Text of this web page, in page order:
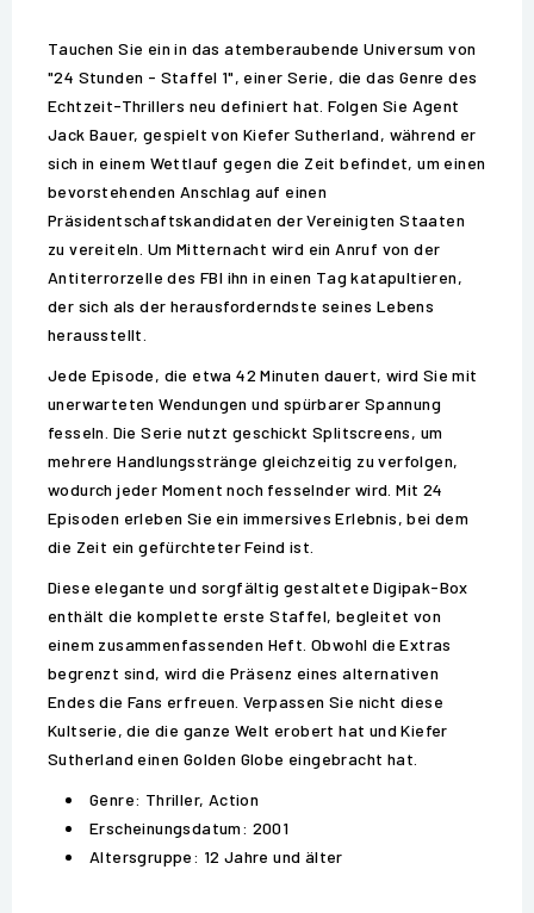
Tauchen Sie ein in das atemberaubende Universum von
"24 Stunden - Staffel 1", einer Serie, die das Genre des
Echtzeit-Thrillers neu definiert hat. Folgen Sie Agent
Jack Bauer, gespielt von Kiefer Sutherland, während er
sich in einem Wettlauf gegen die Zeit befindet, um einen
bevorstehenden Anschlag auf einen
Präsidentschaftskandidaten der Vereinigten Staaten
zu vereiteln. Um Mitternacht wird ein Anruf von der
Antiterrorzelle des FBI ihn in einen Tag katapultieren,
der sich als der herausforderndste seines Lebens
herausstellt.
Jede Episode, die etwa 42 Minuten dauert, wird Sie mit
unerwarteten Wendungen und spürbarer Spannung
fesseln. Die Serie nutzt geschickt Splitscreens, um
mehrere Handlungsstränge gleichzeitig zu verfolgen,
wodurch jeder Moment noch fesselnder wird. Mit 24
Episoden erleben Sie ein immersives Erlebnis, bei dem
die Zeit ein gefürchteter Feind ist.
Diese elegante und sorgfältig gestaltete Digipak-Box
enthält die komplette erste Staffel, begleitet von
einem zusammenfassenden Heft. Obwohl die Extras
begrenzt sind, wird die Präsenz eines alternativen
Endes die Fans erfreuen. Verpassen Sie nicht diese
Kultserie, die die ganze Welt erobert hat und Kiefer
Sutherland einen Golden Globe eingebracht hat.
Genre: Thriller, Action
Erscheinungsdatum: 2001
Altersgruppe: 12 Jahre und älter